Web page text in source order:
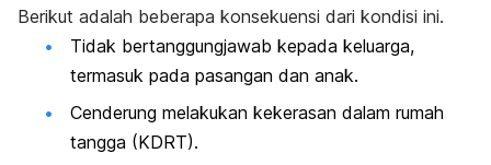
Berikut adalah beberapa konsekuensi dari kondisi ini.
Tidak bertanggungjawab kepada keluarga,
termasuk pada pasangan dan anak.
Cenderung melakukan kekerasan dalam rumah
tangga (KDRT).